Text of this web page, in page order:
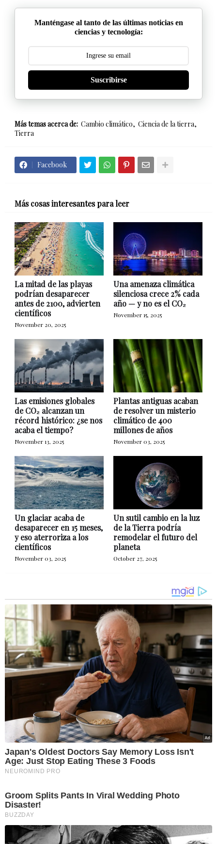
Manténgase al tanto de las últimas noticias en
ciencias y tecnología:
Suscribirse
Más temas acerca de: Cambio climático
Ciencia de la tierra
Tierra
Facebook
Más cosas interesantes para leer
La mitad de las playas
podrían desaparecer
antes de 2100, advierten
científicos
November 20, 2025
Una amenaza climática
silenciosa crece 2% cada
año — y no es el CO₂
November 15, 2025
Las emisiones globales
de CO₂ alcanzan un
récord histórico: ¿se nos
acaba el tiempo?
November 13, 2025
Plantas antiguas acaban
de resolver un misterio
climático de 400
millones de años
November 03, 2025
Un glaciar acaba de
desaparecer en 15 meses,
y eso aterroriza a los
científicos
November 03, 2025
Un sutil cambio en la luz
de la Tierra podría
remodelar el futuro del
planeta
October 27, 2025